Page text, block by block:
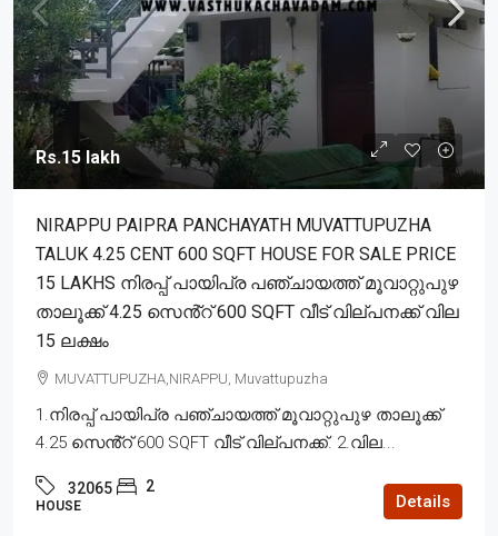
Rs.15 lakh
NIRAPPU PAIPRA PANCHAYATH MUVATTUPUZHA
TALUK 4.25 CENT 600 SQFT HOUSE FOR SALE PRICE
15 LAKHS നിരപ്പ് പായിപ്ര പഞ്ചായത്ത് മൂവാറ്റുപുഴ
താലൂക്ക് 4.25 സെൻ്റ് 600 SQFT വീട് വില്പനക്ക് വില
15 ലക്ഷം
MUVATTUPUZHA,NIRAPPU, Muvattupuzha
1.നിരപ്പ് പായിപ്ര പഞ്ചായത്ത് മൂവാറ്റുപുഴ താലൂക്ക്
4.25 സെൻ്റ് 600 SQFT വീട് വില്പനക്ക്. 2.വില...
32065 2
HOUSE Details